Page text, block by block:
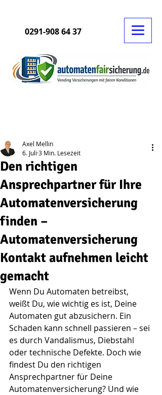
0291-908 64 37
Den richtigen
Ansprechpartner für Ihre
Automatenversicherung
finden –
Automatenversicherung
Kontakt aufnehmen leicht
gemacht
Axel Mellin
6. Juli 3 Min. Lesezeit
Wenn Du Automaten betreibst,
weißt Du, wie wichtig es ist, Deine
Automaten gut abzusichern. Ein
Schaden kann schnell passieren – sei
es durch Vandalismus, Diebstahl
oder technische Defekte. Doch wie
findest Du den richtigen
Ansprechpartner für Deine
Automatenversicherung? Und wie